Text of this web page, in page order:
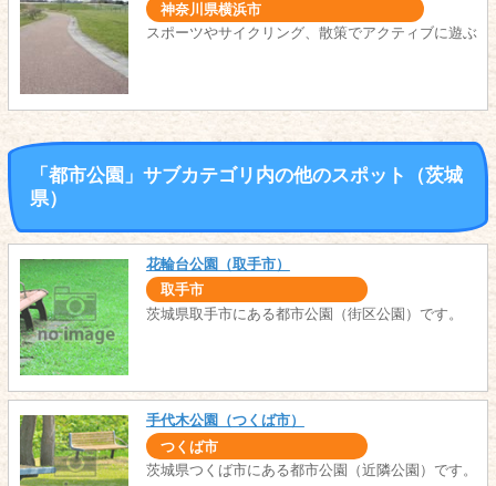
神奈川県横浜市
スポーツやサイクリング、散策でアクティブに遊ぶ
「都市公園」サブカテゴリ内の他のスポット（茨城
県）
花輪台公園（取手市）
取手市
茨城県取手市にある都市公園（街区公園）です。
手代木公園（つくば市）
つくば市
茨城県つくば市にある都市公園（近隣公園）です。